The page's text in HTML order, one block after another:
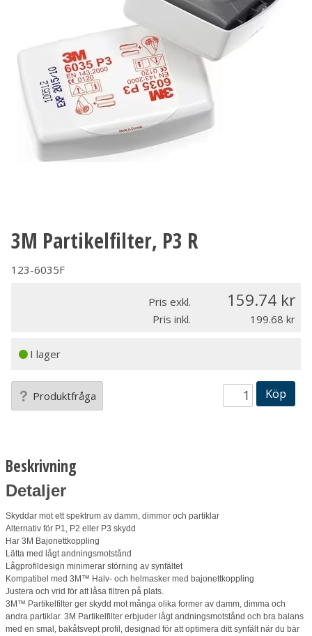
3M Partikelfilter, P3 R
123-6035F
Pris exkl. 159.74
Pris inkl. 199.68
I lager
Produktfråga Köp
Beskrivning
Detaljer
Skyddar mot ett spektrum av damm, dimmor och partiklar
Alternativ för P1, P2 eller P3 skydd
Har 3M Bajonettkoppling
Lätta med lågt andningsmotstånd
Lågprofildesign minimerar störning av synfältet
Kompatibel med 3M™ Halv- och helmasker med bajonettkoppling
Justera och vrid för att låsa filtren på plats.
3M™ Partikelfilter ger skydd mot många olika former av damm, dimma och
andra partiklar. 3M Partikelfilter erbjuder lågt andningsmotstånd och bra balans
med en smal, bakåtsvept profil, designad för att optimera ditt synfält när du bär